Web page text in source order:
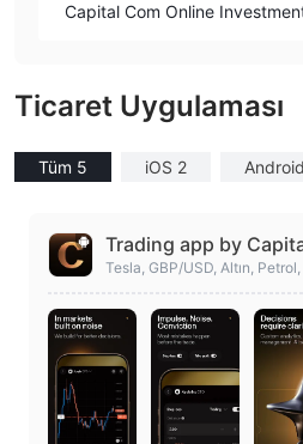
Capital Com Online
Ticaret Uygulaması
Tüm 5 iOS 2
Trading app by
Tesla, GBP/USD, Altın, Petrol,